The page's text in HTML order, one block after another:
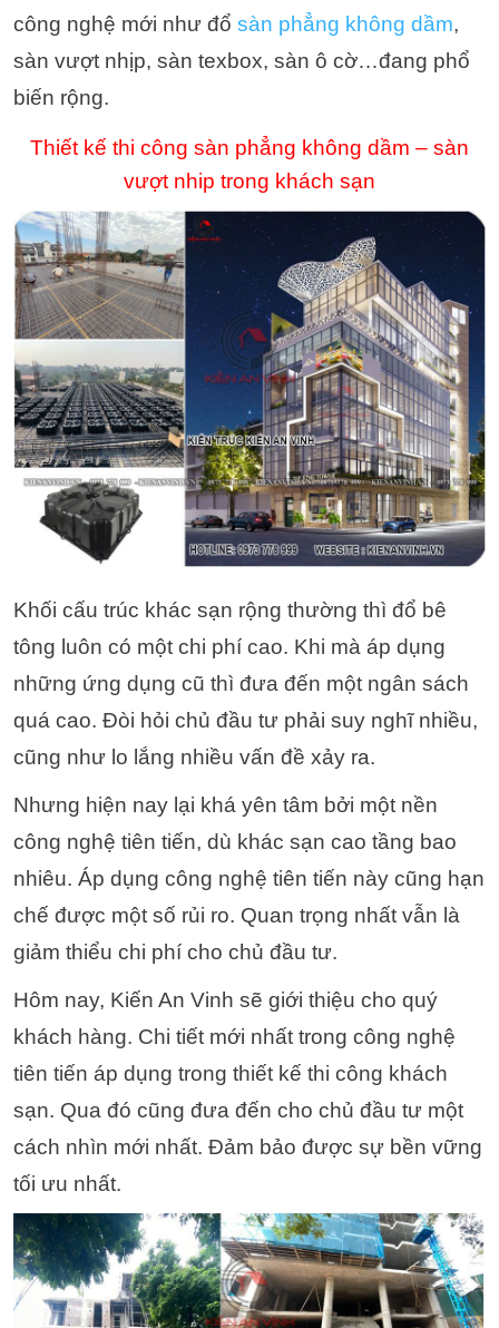
công nghệ mới như đổ sàn phẳng không dầm,
sàn vượt nhịp, sàn texbox, sàn ô cờ…đang phổ
biến rộng.
Thiết kế thi công sàn phẳng không dầm – sàn
vượt nhip trong khách sạn
Khối cấu trúc khác sạn rộng thường thì đổ bê
tông luôn có một chi phí cao. Khi mà áp dụng
những ứng dụng cũ thì đưa đến một ngân sách
quá cao. Đòi hỏi chủ đầu tư phải suy nghĩ nhiều,
cũng như lo lắng nhiều vấn đề xảy ra.
Nhưng hiện nay lại khá yên tâm bởi một nền
công nghệ tiên tiến, dù khác sạn cao tầng bao
nhiêu. Áp dụng công nghệ tiên tiến này cũng hạn
chế được một số rủi ro. Quan trọng nhất vẫn là
giảm thiểu chi phí cho chủ đầu tư.
Hôm nay, Kiến An Vinh sẽ giới thiệu cho quý
khách hàng. Chi tiết mới nhất trong công nghệ
tiên tiến áp dụng trong thiết kế thi công khách
sạn. Qua đó cũng đưa đến cho chủ đầu tư một
cách nhìn mới nhất. Đảm bảo được sự bền vững
tối ưu nhất.